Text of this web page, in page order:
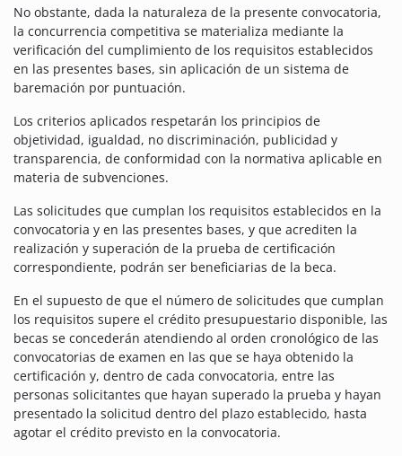
No obstante, dada la naturaleza de la presente convocatoria,
la concurrencia competitiva se materializa mediante la
verificación del cumplimiento de los requisitos establecidos
en las presentes bases, sin aplicación de un sistema de
baremación por puntuación.
Los criterios aplicados respetarán los principios de
objetividad, igualdad, no discriminación, publicidad y
transparencia, de conformidad con la normativa aplicable en
materia de subvenciones.
Las solicitudes que cumplan los requisitos establecidos en la
convocatoria y en las presentes bases, y que acrediten la
realización y superación de la prueba de certificación
correspondiente, podrán ser beneficiarias de la beca.
En el supuesto de que el número de solicitudes que cumplan
los requisitos supere el crédito presupuestario disponible, las
becas se concederán atendiendo al orden cronológico de las
convocatorias de examen en las que se haya obtenido la
certificación y, dentro de cada convocatoria, entre las
personas solicitantes que hayan superado la prueba y hayan
presentado la solicitud dentro del plazo establecido, hasta
agotar el crédito previsto en la convocatoria.